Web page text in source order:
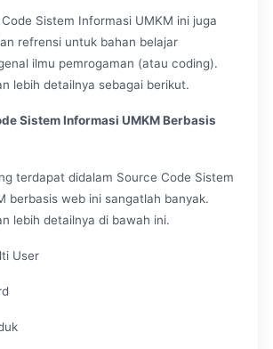
Sistem Informasi UMKM ini juga
refrensi untuk bahan belajar
ilmu pemrogaman (atau coding).
lebih detailnya sebagai berikut.
Sistem Informasi UMKM Berbasis
terdapat didalam Source Code Sistem
berbasis web ini sangatlah banyak.
lebih detailnya di bawah ini.
User